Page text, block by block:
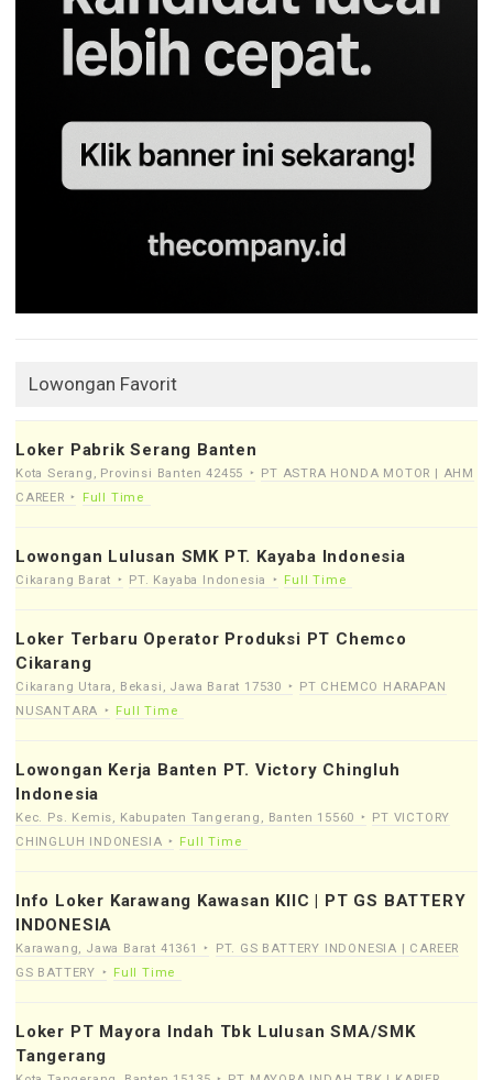
Lowongan Favorit
Loker Pabrik Serang Banten
Kota Serang, Provinsi Banten 42455
PT ASTRA HONDA MOTOR | AHM
CAREER
Full Time
Lowongan Lulusan SMK PT. Kayaba Indonesia
Cikarang Barat PT. Kayaba Indonesia Full Time
Loker Terbaru Operator Produksi PT Chemco
Cikarang
Cikarang Utara, Bekasi, Jawa Barat 17530
PT CHEMCO HARAPAN
NUSANTARA
Full Time
Lowongan Kerja Banten PT. Victory Chingluh
Indonesia
Kec. Ps. Kemis, Kabupaten Tangerang, Banten 15560
PT VICTORY
CHINGLUH INDONESIA
Full Time
Info Loker Karawang Kawasan KIIC | PT GS BATTERY
INDONESIA
Karawang, Jawa Barat 41361
PT. GS BATTERY INDONESIA | CAREER
GS BATTERY
Full Time
Loker PT Mayora Indah Tbk Lulusan SMA/SMK
Tangerang